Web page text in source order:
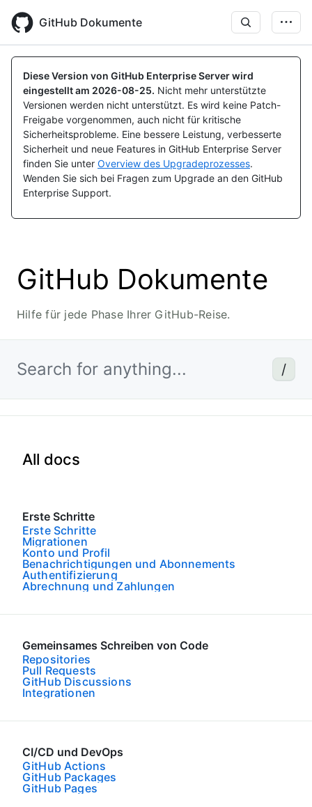
main
GitHub Dokumente
Diese Version von GitHub Enterprise Server wird
eingestellt am 2026-08-25. Nicht mehr unterstützte
Versionen werden nicht unterstützt. Es wird keine Patch-
Freigabe vorgenommen, auch nicht für kritische
Sicherheitsprobleme. Eine bessere Leistung, verbesserte
Sicherheit und neue Features in GitHub Enterprise Server
finden Sie unter Overview des Upgradeprozesses.
Wenden Sie sich bei Fragen zum Upgrade an den GitHub
Enterprise Support.
GitHub Dokumente
Hilfe für jede Phase Ihrer GitHub-Reise.
Search for anything... /
All docs
Erste Schritte
Erste Schritte
Migrationen
Konto und Profil
Benachrichtigungen und Abonnements
Authentifizierung
Abrechnung und Zahlungen
Gemeinsames Schreiben von Code
Repositories
Pull Requests
GitHub Discussions
Integrationen
CI/CD und DevOps
GitHub Actions
GitHub Packages
GitHub Pages